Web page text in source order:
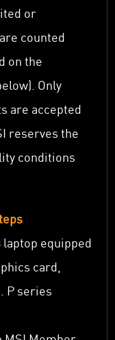
or
counted
on the
Only
are accepted
reserves the
conditions
laptop equipped
card,
P series